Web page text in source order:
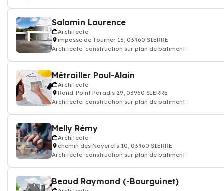
Salamin Laurence
Architecte
impasse de Tourner 15, 03960 SIERRE
Architecte: construction sur plan de batiment
Métrailler Paul-Alain
Architecte
Rond-Point Paradis 29, 03960 SIERRE
Architecte: construction sur plan de batiment
Melly Rémy
Architecte
chemin des Noyerets 10, 03960 SIERRE
Architecte: construction sur plan de batiment
Beaud Raymond (-Bourguinet)